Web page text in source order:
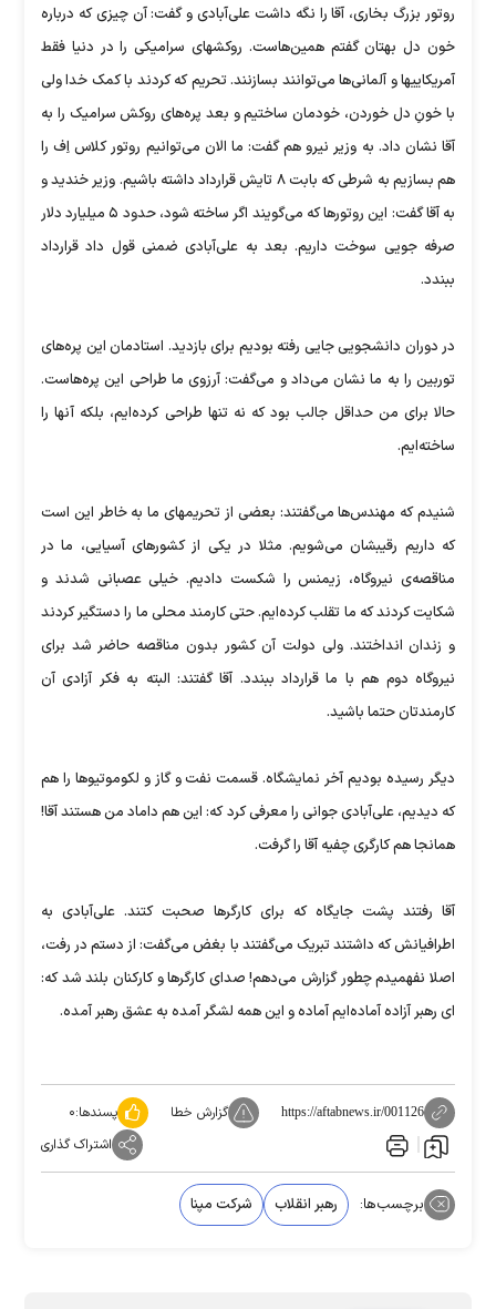
روتور بزرگ بخاری، آقا را نگه داشت علی‌آبادی و گفت: آن چیزی که درباره
خون دل بهتان گفتم همین‌هاست. روکشهای سرامیکی را در دنیا فقط
آمریکاییها و آلمانی‌ها می‌توانند بسازنند. تحریم که کردند با کمک خدا ولی
با خونِ دل خوردن، خودمان ساختیم و بعد پره‌های روکش سرامیک را به
آقا نشان داد. به وزیر نیرو هم گفت: ما الان می‌توانیم روتور کلاس اِف را
هم بسازیم به شرطی که بابت ۸ تایش قرارداد داشته باشیم. وزیر خندید و
به آقا گفت: این روتورها که می‌گویند اگر ساخته شود، حدود ۵ میلیارد دلار
صرفه جویی سوخت داریم. بعد به علی‌آبادی ضمنی قول داد قرارداد
ببندد.
در دوران دانشجویی جایی رفته بودیم برای بازدید. استادمان این پره‌های
توربین را به ما نشان می‌داد و می‌گفت: آرزوی ما طراحی این پره‌هاست.
حالا برای من حداقل جالب بود که نه تنها طراحی کرده‌ایم، بلکه آنها را
ساخته‌ایم.
شنیدم که مهندس‌ها می‌گفتند: بعضی از تحریمهای ما به خاطر این است
که داریم رقیبشان می‌شویم. مثلا در یکی از کشورهای آسیایی، ما در
مناقصه‌ی نیروگاه، زیمنس را شکست دادیم. خیلی عصبانی شدند و
شکایت کردند که ما تقلب کرده‌ایم. حتی کارمند محلی ما را دستگیر کردند
و زندان انداختند. ولی دولت آن کشور بدون مناقصه حاضر شد برای
نیروگاه دوم هم با ما قرارداد ببندد. آقا گفتند: البته به فکر آزادی آن
کارمندتان حتما باشید.
دیگر رسیده بودیم آخر نمایشگاه. قسمت نفت و گاز و لکوموتیوها را هم
که دیدیم، علی‌آبادی جوانی را معرفی کرد که: این هم داماد من هستند آقا!
همانجا هم کارگری چفیه آقا را گرفت.
آقا رفتند پشت جایگاه که برای کارگرها صحبت کتند. علی‌آبادی به
اطرافیانش که داشتند تبریک می‌گفتند با بغض می‌گفت: از دستم در رفت،
اصلا نفهمیدم چطور گزارش می‌دهم! صدای کارگرها و کارکنان بلند شد که:‌
ای رهبر آزاده آماده‌ایم آماده و این همه لشگر آمده به عشق رهبر آمده.
https://aftabnews.ir/001126 گزارش خطا پسندها:۰
اشتراک گذاری
برچسب‌ها: رهبر انقلاب شرکت مپنا